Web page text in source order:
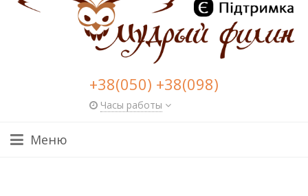
+38(050) +38(098)
Часы работы
Меню